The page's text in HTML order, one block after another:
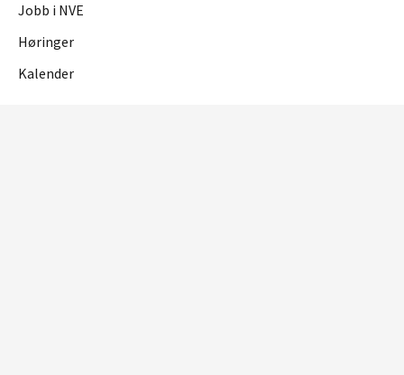
Jobb i NVE
Høringer
Kalender